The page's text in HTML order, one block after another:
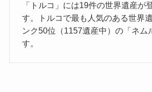
「トルコ」には19件の世界遺産が
す。トルコで最も人気のある世界
ンク50位（1157遺産中）の「ネム
す。